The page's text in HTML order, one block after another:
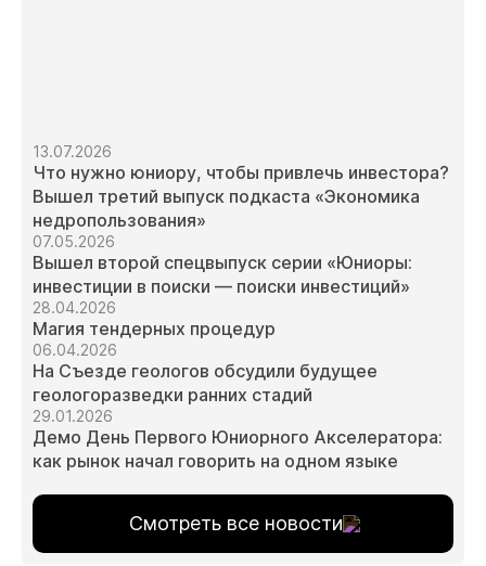
13.07.2026
Что нужно юниору, чтобы привлечь инвестора?
Вышел третий выпуск подкаста «Экономика
недропользования»
07.05.2026
Вышел второй спецвыпуск серии «Юниоры:
инвестиции в поиски — поиски инвестиций»
28.04.2026
Магия тендерных процедур
06.04.2026
На Съезде геологов обсудили будущее
геологоразведки ранних стадий
29.01.2026
Демо День Первого Юниорного Акселератора:
как рынок начал говорить на одном языке
Смотреть все новости